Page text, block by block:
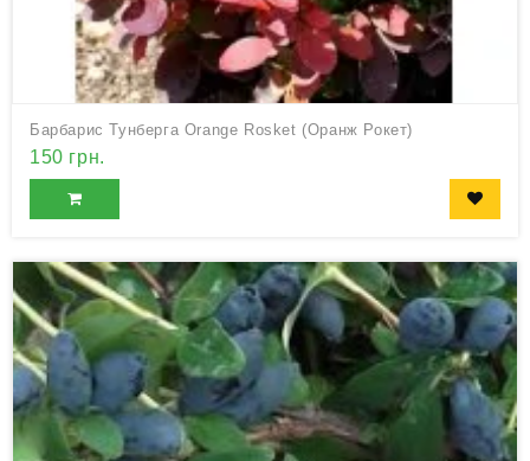
Барбарис Тунберга Orange Rosket (Оранж Рокет)
150 грн.